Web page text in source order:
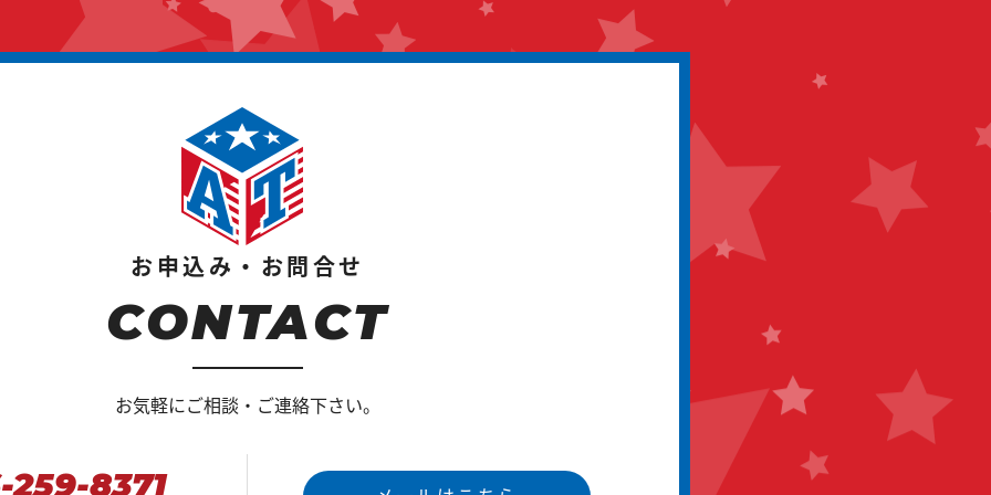
お申込み・お問合せ
CONTACT
お気軽にご相談・ご連絡下さい。
8371